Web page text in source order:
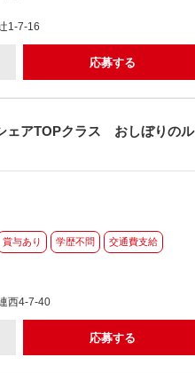
1-7-16
応募する
ェアTOPクラス おしぼりのル
賞与あり 学歴不問 交通費支給
西4-7-40
応募する